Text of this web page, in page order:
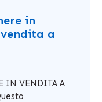
in
a
IN VENDITA A